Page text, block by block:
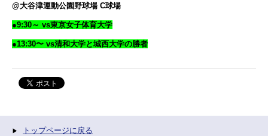
@大谷津運動公園野球場 C球場
●9:30～ vs東京女子体育大学
●13:30〜 vs清和大学と城西大学の勝者
トップページに戻る